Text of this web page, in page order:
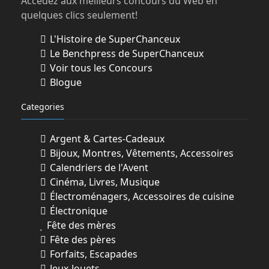
4. MODE DE PARTICIPATION AVEC ACHAT
1. Vous recevrez une (1) participation pour
le Grand Prix du concours sur
présentation de votre reçu admissible (tel
que défini ci-dessous) de tout produit
participant. Une liste des produits
participants figure à la section 5 ci-dessus.
(Individuellement, un « produit
participant »), sous réserve de disponibilité
chez les détaillants participants, jusqu'à
épuisement des stocks. Vous devez
acheter le(s) produit(s) participant(s) entre
le 1er
juin 2026 et le 18 août 2026.
2. Pour envoyer votre reçu, visitez
www.juste-ici.cadans votre navigateur
Internet, que ce soit sur votre appareil
quelques clics seulement!
L'Histoire de SuperChanceux
Le Benchpress de SuperChanceux
Voir tous les Concours
Blogue
Categories
Argent & Cartes-Cadeaux
Bijoux, Montres, Vêtements, Accessoires
Calendriers de l'Avent
Cinéma, Livres, Musique
Électroménagers, Accessoires de cuisine
Électronique
Fête des mères
Fête des pères
Forfaits, Escapades